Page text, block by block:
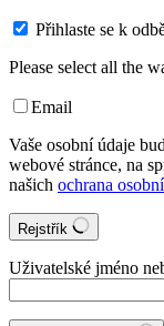
Přihlaste se k
Please select all the
Email
Vaše osobní údaje
webové stránce, na
našich ochrana
Rejstřík
Uživatelské jméno